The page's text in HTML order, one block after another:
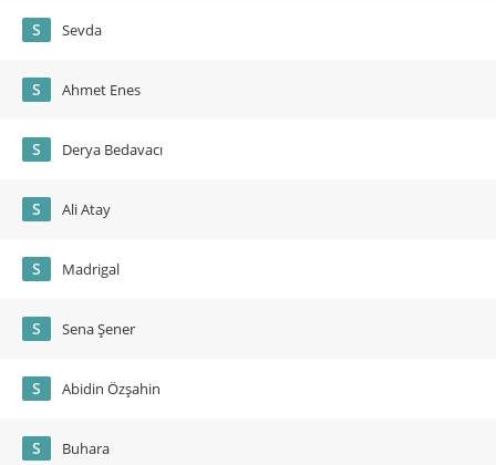
S Sevda
S Ahmet Enes
S Derya Bedavacı
S Ali Atay
S Madrigal
S Sena Şener
S Abidin Özşahin
S Buhara